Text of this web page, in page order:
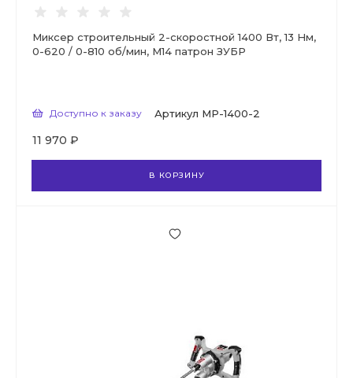
Миксер строительный 2-скоростной 1400 Вт, 13 Нм,
0-620 / 0-810 об/мин, М14 патрон ЗУБР
Доступно к заказу Артикул МР-1400-2
11 970 ₽
В КОРЗИНУ